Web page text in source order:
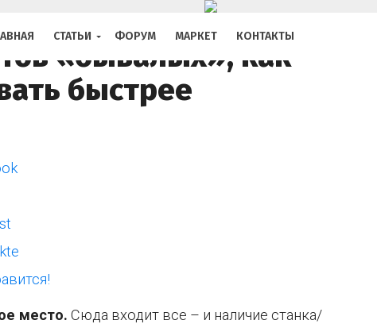
СТАТЬИ ФОРУМ МАРКЕТ КОНТАКТЫ
«бывалых», как
быстрее
место. Сюда входит все – и наличие станка/